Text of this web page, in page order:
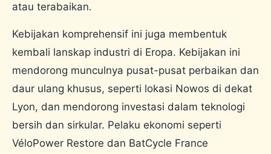
atau terabaikan.
Kebijakan komprehensif ini juga membentuk
kembali lanskap industri di Eropa. Kebijakan ini
mendorong munculnya pusat-pusat perbaikan dan
daur ulang khusus, seperti lokasi Nowos di dekat
Lyon, dan mendorong investasi dalam teknologi
bersih dan sirkular. Pelaku ekonomi seperti
VéloPower Restore dan BatCycle France